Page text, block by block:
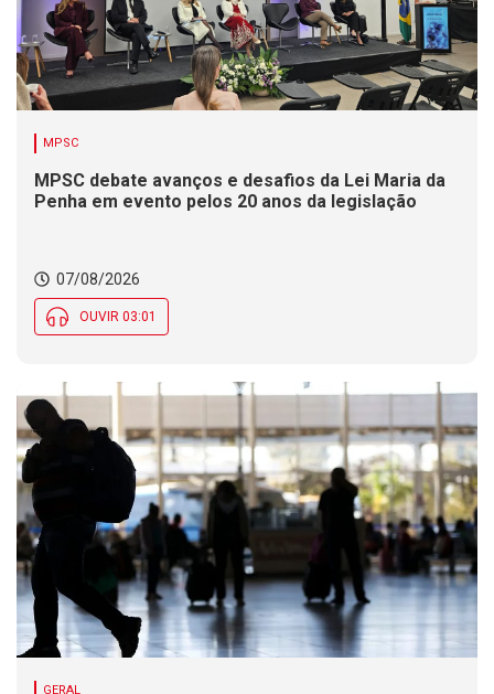
MPSC
MPSC debate avanços e desafios da Lei Maria da
Penha em evento pelos 20 anos da legislação
07/08/2026
OUVIR 03:01
GERAL